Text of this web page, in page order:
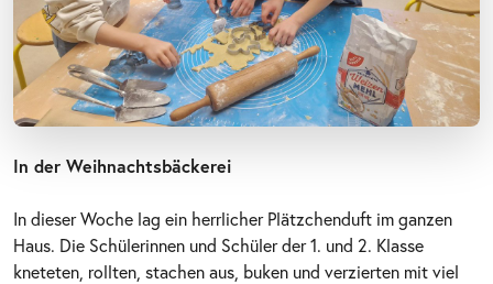
In der Weihnachtsbäckerei
In dieser Woche lag ein herrlicher Plätzchenduft im ganzen
Haus. Die Schülerinnen und Schüler der 1. und 2. Klasse
kneteten, rollten, stachen aus, buken und verzierten mit viel